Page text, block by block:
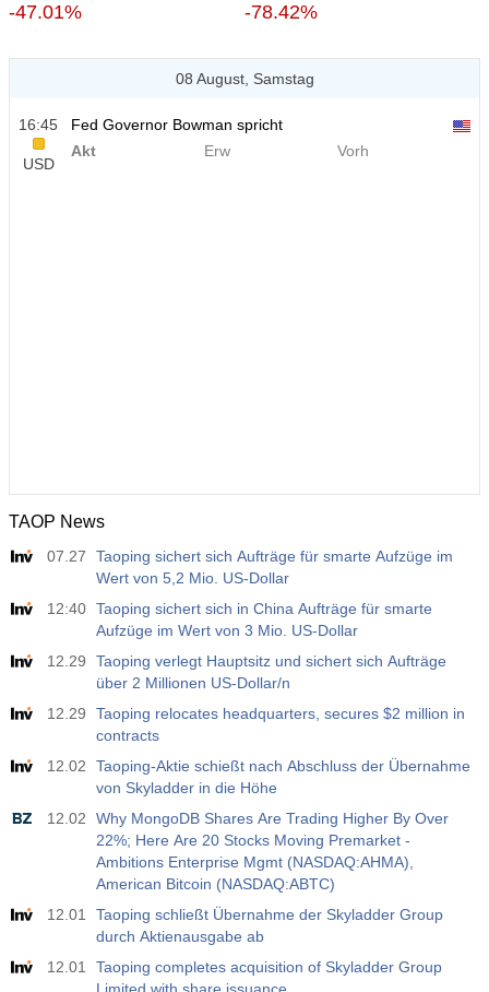
-47.01% -78.42%
08 August, Samstag
16:45
USD
Fed Governor Bowman spricht
Akt
Erw Vorh
TAOP News
07.27
Taoping sichert sich Aufträge für smarte Aufzüge im
Wert von 5,2 Mio. US-Dollar
12:40 Taoping sichert sich in China Aufträge für smarte
Aufzüge im Wert von 3 Mio. US-Dollar
12.29
Taoping verlegt Hauptsitz und sichert sich Aufträge
über 2 Millionen US-Dollar/n
12.29
Taoping relocates headquarters, secures $2 million in
contracts
12.02
Taoping-Aktie schießt nach Abschluss der Übernahme
von Skyladder in die Höhe
12.02
Why MongoDB Shares Are Trading Higher By Over
22%; Here Are 20 Stocks Moving Premarket -
Ambitions Enterprise Mgmt (NASDAQ:AHMA),
American Bitcoin (NASDAQ:ABTC)
12.01
Taoping schließt Übernahme der Skyladder Group
durch Aktienausgabe ab
12.01
Taoping completes acquisition of Skyladder Group